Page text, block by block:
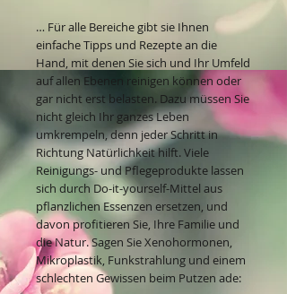
… Für alle Bereiche gibt sie Ihnen
einfache Tipps und Rezepte an die
Hand, mit denen Sie sich und Ihr Umfeld
auf allen Ebenen reinigen können oder
gar nicht erst belasten. Dazu müssen Sie
nicht gleich Ihr ganzes Leben
umkrempeln, denn jeder Schritt in
Richtung Natürlichkeit hilft. Viele
Reinigungs- und Pflegeprodukte lassen
sich durch Do-it-yourself-Mittel aus
pflanzlichen Essenzen ersetzen, und
davon profitieren Sie, Ihre Familie und
die Natur. Sagen Sie Xenohormonen,
Mikroplastik, Funkstrahlung und einem
schlechten Gewissen beim Putzen ade: